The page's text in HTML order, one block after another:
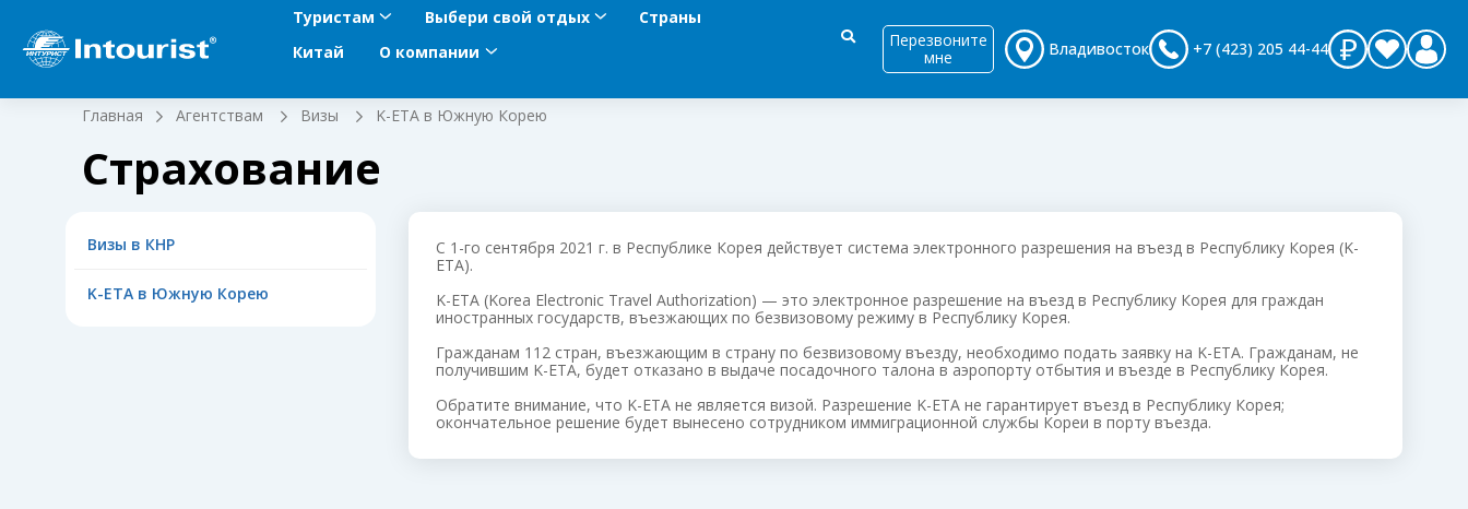
Туристам Выбери свой отдых
Страны
Китай
О компании
Перезвоните
мне
Владивосток +7 (423) 205 44-44
Главная Агентствам Визы K-ETA в Южную Корею
Страхование
Визы в КНР
K-ETA в Южную Корею
С 1-го сентября 2021 г. в Республике Корея действует система электронного разрешения на въезд в Республику Корея (K-
ETA).
K-ETA (Korea Electronic Travel Authorization) — это электронное разрешение на въезд в Республику Корея для граждан
иностранных государств, въезжающих по безвизовому режиму в Республику Корея.
Гражданам 112 стран, въезжающим в страну по безвизовому въезду, необходимо подать заявку на K-ETA. Гражданам, не
получившим K-ETA, будет отказано в выдаче посадочного талона в аэропорту отбытия и въезде в Республику Корея.
Обратите внимание, что K-ETA не является визой. Разрешение K-ЕТА не гарантирует въезд в Республику Корея;
окончательное решение будет вынесено сотрудником иммиграционной службы Кореи в порту въезда.